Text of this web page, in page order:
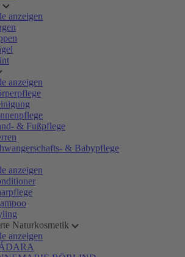
anzeigen
anzeigen
& Fußpflege
& Babypflege
anzeigen
Naturkosmetik
anzeigen